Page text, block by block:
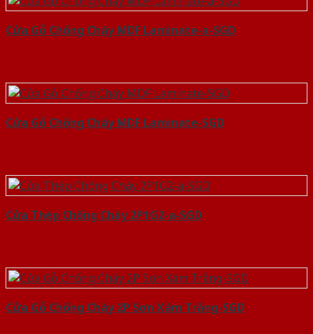
Cửa Gỗ Chống Cháy MDF Laminate-a-SGD
Cửa Gỗ Chống Cháy MDF Laminate-SGD
Cửa Thép Chống Cháy 2P1G2-a-SGD
Cửa Gỗ Chống Cháy 2P Sơn Xám Trắng-SGD